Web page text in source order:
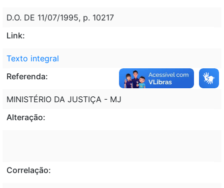
D.O. DE 11/07/1995, p. 10217
Link:
Texto integral
Referenda:
MINISTÉRIO DA JUSTIÇA - MJ
Alteração:
Correlação: